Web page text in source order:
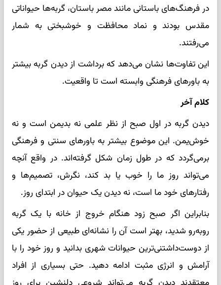
در فرهنگ‌های باستانی مانند مصر باستان، گربه‌ها حیواناتی
مقدس بودند و نماد محافظت و خوشبختی به شمار
می‌رفتند.
این تفاوت‌ها نشان می‌دهد که برداشت از دیدن گربه بیشتر
به باورهای فرهنگی وابسته است تا واقعیت.
کلام آخر
دیدن گربه در اول صبح از نظر علمی نه بدیمن است و نه
خوش‌یمن. این موضوع بیشتر به باورهای سنتی و فرهنگی
برمی‌گردد که در طول زمان شکل گرفته‌اند. در واقع آنچه
می‌تواند روز ما را خوب یا بد کند، نگرش، تصمیم‌ها و
رفتارهای خود ما است، نه دیدن یک حیوان در ابتدای روز.
بنابراین اگر صبح زود هنگام خروج از خانه با یک گربه
روبه‌رو شدید، بهتر است آن را نشانه‌ای طبیعی از حضور یکی
از دوست‌داشتنی‌ترین حیوانات شهری بدانید و روز خود را با
آرامش و انرژی مثبت ادامه دهید. حتی بسیاری از افراد